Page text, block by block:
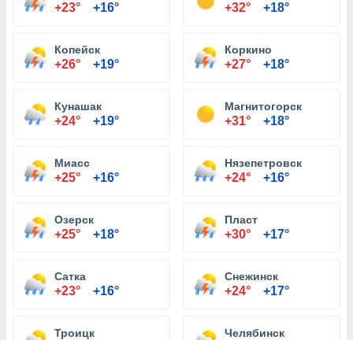
+23° +16° +32° +18°
Копейск
+26° +19°
Коркино
+27° +18°
Кунашак
+24° +19°
Магнитогорск
+31° +18°
Миасс
+25° +16°
Нязепетровск
+24° +16°
Озерск
+25° +18°
Пласт
+30° +17°
Сатка
+23° +16°
Снежинск
+24° +17°
Троицк Челябинск